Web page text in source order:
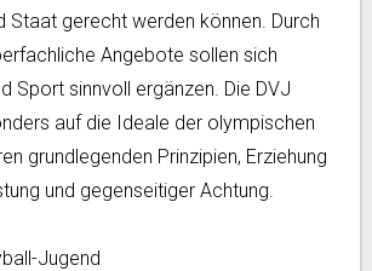
Staat gerecht werden können. Durch
Angebote sollen sich
Sport sinnvoll ergänzen. Die DVJ
auf die Ideale der olympischen
grundlegenden Prinzipien, Erziehung
und gegenseitiger Achtung.
Jugend